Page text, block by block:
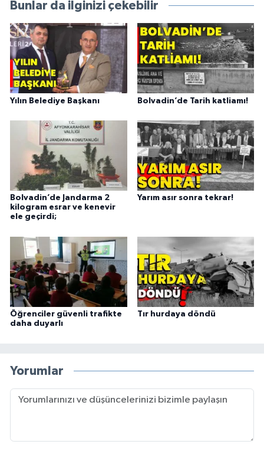
Bunlar da ilginizi çekebilir
Yılın Belediye Başkanı Bolvadin’de Tarih katliamı!
Bolvadin’de Jandarma 2
kilogram esrar ve kenevir
ele geçirdi;
Yarım asır sonra tekrar!
Öğrenciler güvenli trafikte
daha duyarlı
Tır hurdaya döndü
Yorumlar